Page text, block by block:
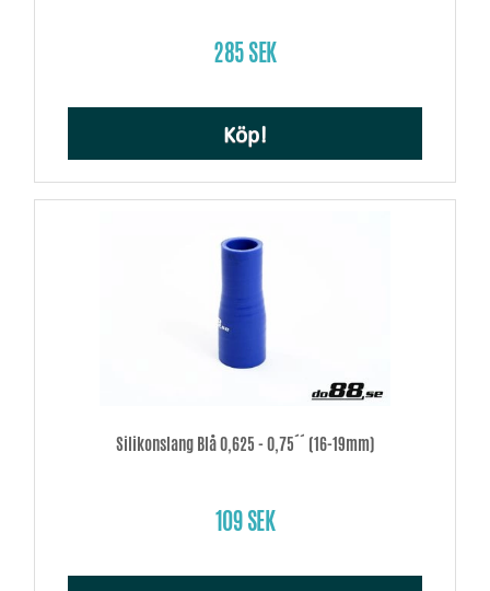
285 SEK
Köp!
Silikonslang Blå 0,625 - 0,75´´ (16-19mm)
109 SEK